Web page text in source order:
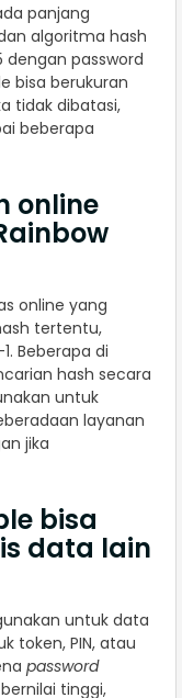
panjang
algoritma hash
dengan password
bisa berukuran
tidak dibatasi,
beberapa
online
online yang
tertentu,
Beberapa di
hash secara
untuk
layanan
jika
bisa
data lain
untuk data
token, PIN, atau
password
tinggi,